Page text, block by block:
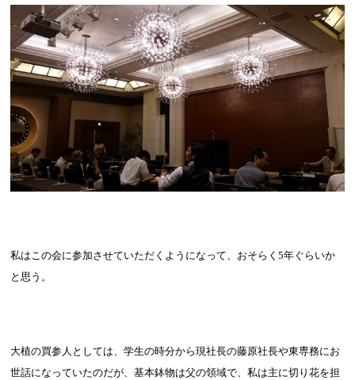
私はこの会に参加させていただくようになって、おそらく5年ぐらいか
と思う。
大植の買参人としては、学生の時分から現社長の藤原社長や東専務にお
世話になっていたのだが、基本鉢物は父の領域で、私は主に切り花を担